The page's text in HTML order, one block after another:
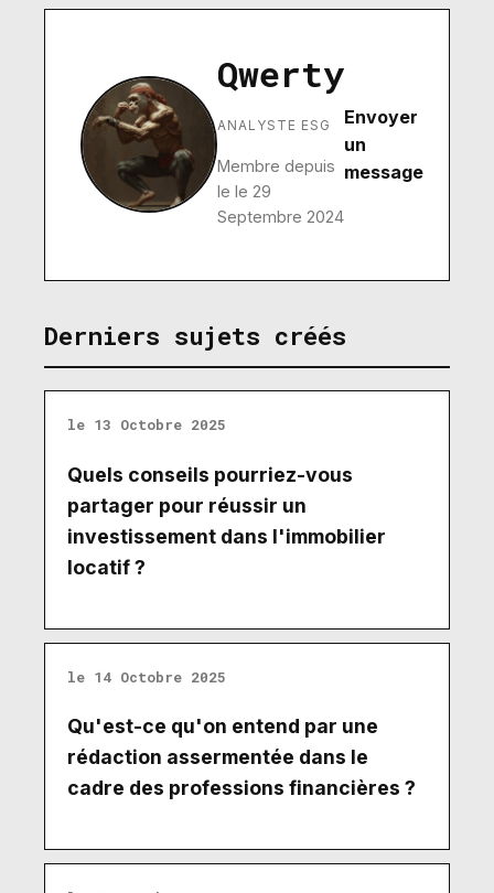
Qwerty
ANALYSTE ESG
Membre depuis
le le 29
Septembre 2024
Envoyer
un
message
Derniers sujets créés
le 13 Octobre 2025
Quels conseils pourriez-vous
partager pour réussir un
investissement dans l'immobilier
locatif ?
le 14 Octobre 2025
Qu'est-ce qu'on entend par une
rédaction assermentée dans le
cadre des professions financières ?